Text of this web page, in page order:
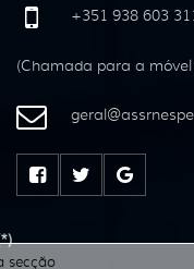
+351 938 603
(Chamada para a
geral@